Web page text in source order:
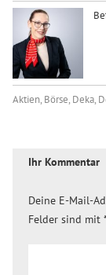
Aktien, Börse, Deka,
Ihr Kommentar
Deine E-Mail-
Felder sind mit *